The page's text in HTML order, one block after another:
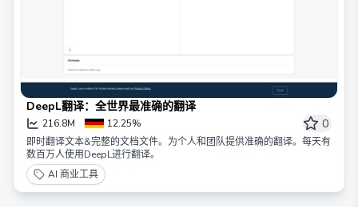
DeepL翻译：全世界最准确的翻译
216.8M 12.25% 0
即时翻译文本&完整的文档文件。为个人和团队提供准确的翻译。每天有
数百万人使用DeepL进行翻译。
AI 商业工具